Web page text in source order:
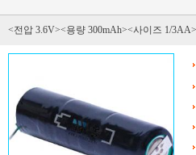
<전압 3.6V><용량 300mAh><사이즈 1/